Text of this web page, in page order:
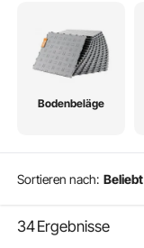
Bodenbeläge
Sortieren nach: Beliebt
34Ergebnisse